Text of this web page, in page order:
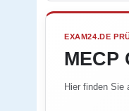
EXAM24.DE
Hier finden Sie